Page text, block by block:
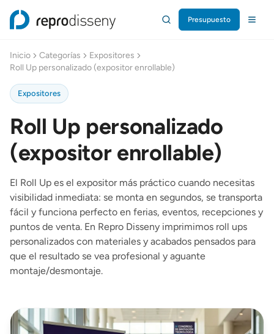
Repro Disseny Inicio
Presupuesto
Inicio Categorías
Expositores
Roll Up personalizado (expositor enrollable)
Expositores
Roll Up personalizado
(expositor enrollable)
El Roll Up es el expositor más práctico cuando necesitas
visibilidad inmediata: se monta en segundos, se transporta
fácil y funciona perfecto en ferias, eventos, recepciones y
puntos de venta. En Repro Disseny imprimimos roll ups
personalizados con materiales y acabados pensados para
que el resultado se vea profesional y aguante
montaje/desmontaje.